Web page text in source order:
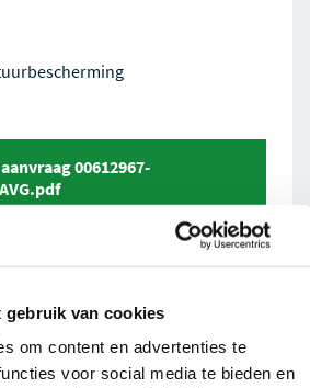
gebruik van cookies
om content en advertenties te
voor social media te bieden en
00612967-